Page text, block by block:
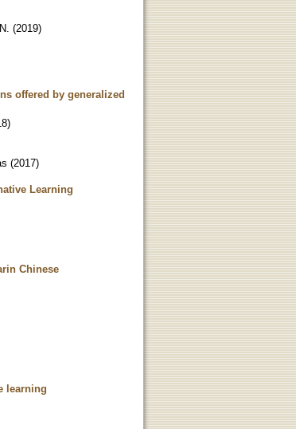
(2019)
offered by generalized
)
(2017)
Learning
Chinese
learning